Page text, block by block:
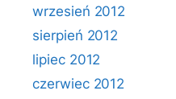
wrzesień 2012
sierpień 2012
lipiec 2012
czerwiec 2012